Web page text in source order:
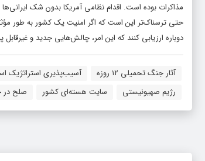
مذاکرات بوده است. اقدام نظامی آمریکا بدون شک
حتی ترسناک‌تر این است که اگر امنیت یک کشور به طور
دوباره ارزیابی کنند که این امر، چالش‌هایی جدید و
آثار جنگ تحمیلی ۱۲ روزه آسیب‌پذیری استراتژیک
رژیم صهیونیستی
سایت هسته‌ای کشور صلح در